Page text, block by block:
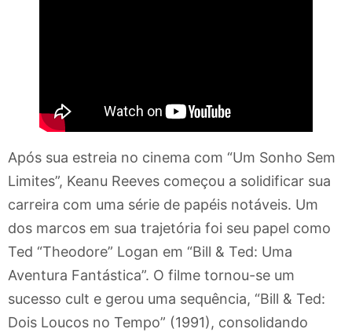
Após sua estreia no cinema com “Um Sonho Sem
Limites”, Keanu Reeves começou a solidificar sua
carreira com uma série de papéis notáveis. Um
dos marcos em sua trajetória foi seu papel como
Ted “Theodore” Logan em “Bill & Ted: Uma
Aventura Fantástica”. O filme tornou-se um
sucesso cult e gerou uma sequência, “Bill & Ted:
Dois Loucos no Tempo” (1991), consolidando